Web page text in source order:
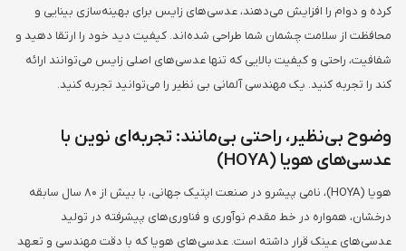
کرده و دوام را افزایش می‌دهند، عدسی‌های زایس برای بهینه‌سازی بینایی و
محافظت از سلامت چشمان شما طراحی شده‌اند. کیفیت دید خود را ارتقا دهید و
شفافیت، راحتی و کیفیت بالایی که تنها عدسی‌های اصلی زایس می‌توانند ارائه
کند را تجربه کنید. یک مهندسی آلمانی بی نظیر را می‌توانید تجربه کنید.
وضوح بی‌نظیر، راحتی بی‌مانند: تجربه‌ای نوین با
عدسی‌های هویا (HOYA)
هویا (HOYA)، نامی پیشرو در صنعت اپتیک جهانی، با بیش از 80 سال سابقه
درخشان، همواره در خط مقدم نوآوری و فناوری‌های پیشرفته در تولید
عدسی‌های عینک قرار داشته است. عدسی‌های هویا که با دقت مهندسی و تعهد